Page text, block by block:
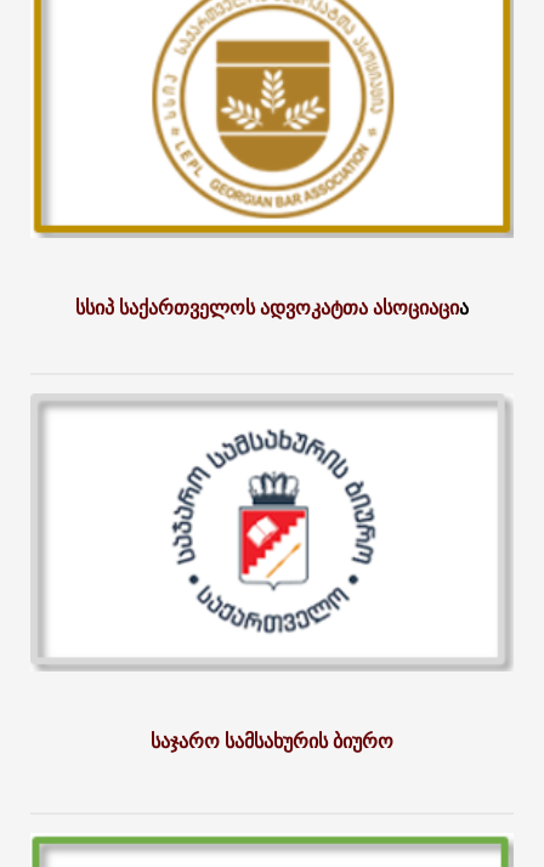
სსიპ საქართველოს ადვოკატთა ასოციაცია
საჯარო სამსახურის ბიურო